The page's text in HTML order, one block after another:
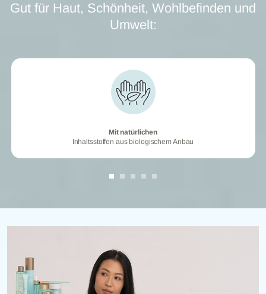
Gut für Haut, Schönheit, Wohlbefinden und
Umwelt:
Mit natürlichen
Inhaltsstoffen aus biologischem Anbau
Mit natürlichen
Inhaltsstoffen aus biologischem Anbau